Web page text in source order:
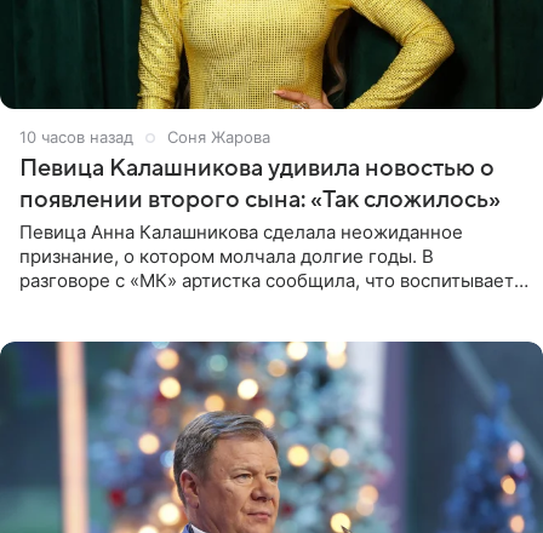
10 часов назад Соня Жарова
Певица Калашникова удивила новостью о
появлении второго сына: «Так сложилось»
Певица Анна Калашникова сделала неожиданное
признание, о котором молчала долгие годы. В
разговоре с «МК» артистка сообщила, что воспитывает